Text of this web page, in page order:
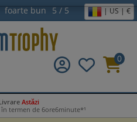
foarte bun 5 / 5 | US | €
0
Astăzi
termen de 6ore6minute*¹